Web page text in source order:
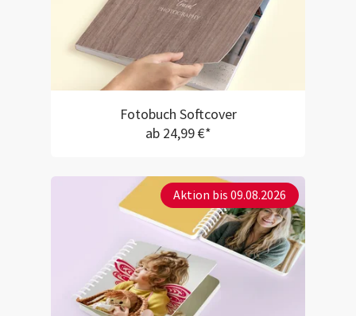
Fotobuch Softcover
ab 24,99 €*
Aktion bis 09.08.2026